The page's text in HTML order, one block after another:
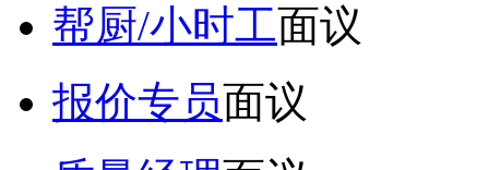
帮厨/小时工面议
报价专员面议